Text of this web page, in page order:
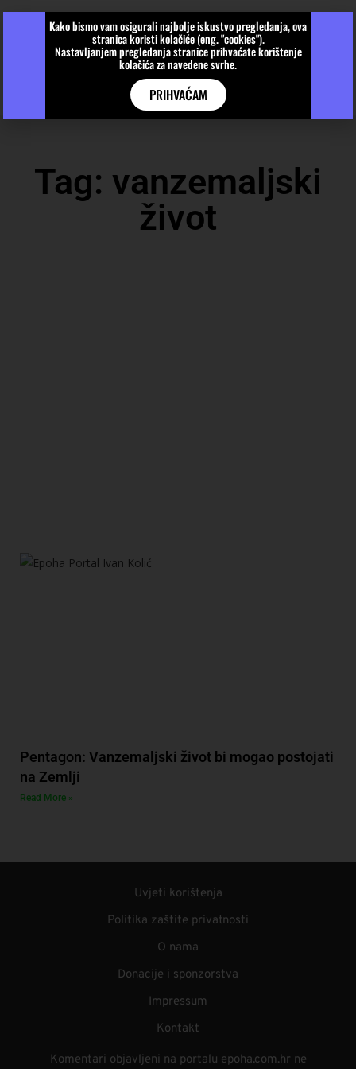
Tag: vanzemaljski
život
Pentagon: Vanzemaljski život bi mogao postojati
na Zemlji
Read More »
Uvjeti korištenja
Politika zaštite privatnosti
O nama
Donacije i sponzorstva
Impressum
Kontakt
Komentari objavljeni na portalu epoha.com.hr ne
Kako bismo vam osigurali najbolje iskustvo pregledanja, ova
stranica koristi kolačiće (eng. "cookies").
Nastavljanjem pregledanja stranice prihvaćate korištenje
kolačića za navedene svrhe.
PRIHVAĆAM